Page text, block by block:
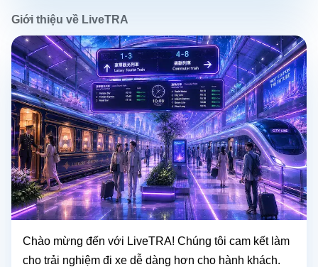
Giới thiệu về LiveTRA
Chào mừng đến với LiveTRA! Chúng tôi cam kết làm
cho trải nghiệm đi xe dễ dàng hơn cho hành khách.